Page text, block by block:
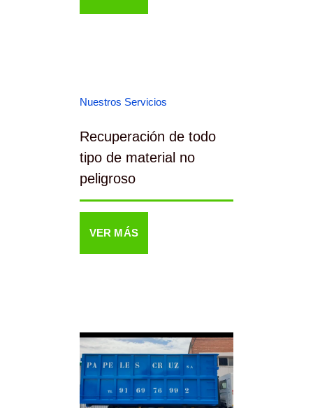
Nuestros Servicios
Recuperación de todo
tipo de material no
peligroso
VER MÁS